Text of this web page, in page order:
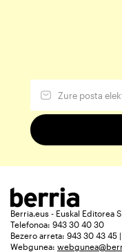
Berria.eus - Euskal Editorea
Telefonoa: 943 30 40 30
Bezero arreta: 943 30 43 45
Webgunea: